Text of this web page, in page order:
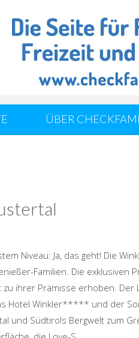
ÜBER
Niveau: Ja, das geht! Die
Familien. Die exklusiven
zu ihrer Prämisse erhoben.
Hotel Winkler***** und der
und Südtirols Bergwelt zum